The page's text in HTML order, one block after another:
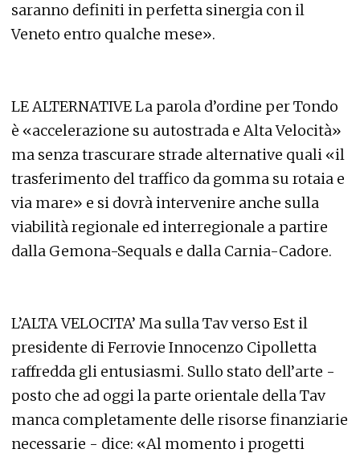
saranno definiti in perfetta sinergia con il
Veneto entro qualche mese».
LE ALTERNATIVE La parola d’ordine per Tondo
è «accelerazione su autostrada e Alta Velocità»
ma senza trascurare strade alternative quali «il
trasferimento del traffico da gomma su rotaia e
via mare» e si dovrà intervenire anche sulla
viabilità regionale ed interregionale a partire
dalla Gemona-Sequals e dalla Carnia-Cadore.
L’ALTA VELOCITA’ Ma sulla Tav verso Est il
presidente di Ferrovie Innocenzo Cipolletta
raffredda gli entusiasmi. Sullo stato dell’arte -
posto che ad oggi la parte orientale della Tav
manca completamente delle risorse finanziarie
necessarie - dice: «Al momento i progetti